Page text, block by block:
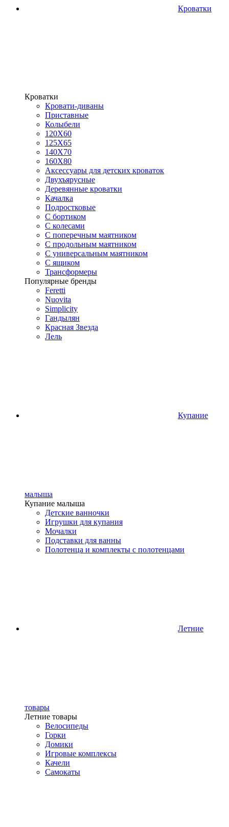
Кроватки
Кроватки
Кровати-диваны
Приставные
Колыбели
120Х60
125X65
140Х70
160Х80
Аксессуары для детских кроваток
Двухъярусные
Деревянные кроватки
Качалка
Подростковые
С бортиком
С колесами
С поперечным маятником
С продольным маятником
С универсальным маятником
С ящиком
Трансформеры
Популярные бренды
Feretti
Nuovita
Simplicity
Гандылян
Красная Звезда
Лель
Купание
малыша
Купание малыша
Детские ванночки
Игрушки для купания
Мочалки
Подставки для ванны
Полотенца и комплекты с полотенцами
Летние
товары
Летние товары
Велосипеды
Горки
Домики
Игровые комплексы
Качели
Самокаты